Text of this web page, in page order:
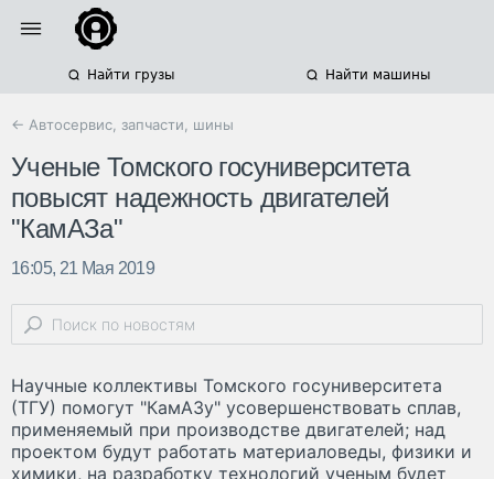
Найти грузы Найти машины
← Автосервис, запчасти, шины
Ученые Томского госуниверситета
повысят надежность двигателей
"КамАЗа"
16:05, 21 Мая 2019
Научные коллективы Томского госуниверситета
(ТГУ) помогут "КамАЗу" усовершенствовать сплав,
применяемый при производстве двигателей; над
проектом будут работать материаловеды, физики и
химики, на разработку технологий ученым будет